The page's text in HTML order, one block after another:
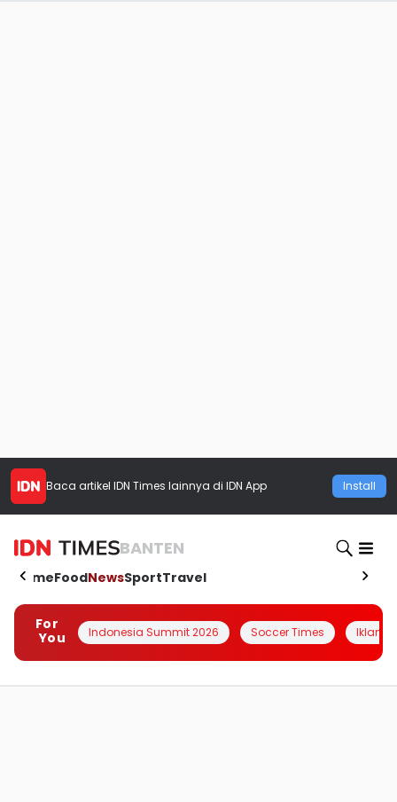
Baca artikel IDN Times lainnya di IDN App Install
BANTEN
HomeFoodNewsSportTravel
For
You
Indonesia Summit 2026 Soccer Times Iklanin